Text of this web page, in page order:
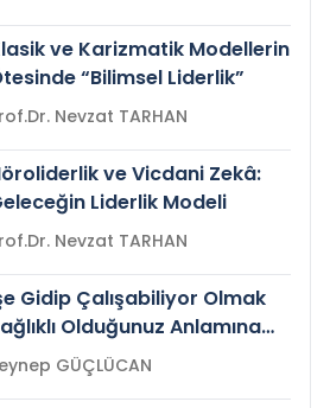
ve Karizmatik Modellerin
“Bilimsel Liderlik”
Prof.Dr. Nevzat TARHAN
ve Vicdani Zekâ:
Liderlik Modeli
Prof.Dr. Nevzat TARHAN
Gidip Çalışabiliyor Olmak
Olduğunuz Anlamına
mi?Zeynep GÜÇLÜCAN